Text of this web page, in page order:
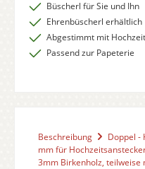
Büscherl für Sie und Ihn
Ehrenbüscherl erhältlich
Abgestimmt mit
Passend zur Papeterie
Beschreibung
Doppel -
mm für
3mm Birkenholz, teilweise